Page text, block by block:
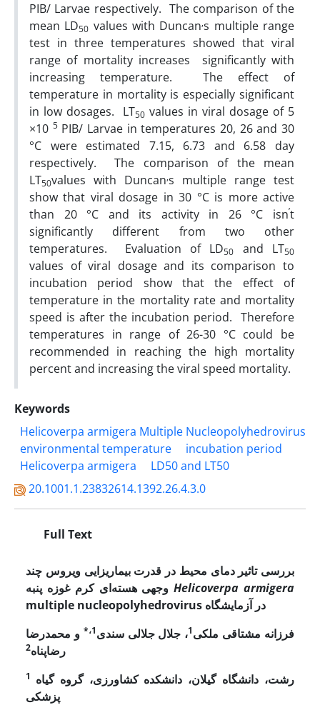
PIB/ Larvae respectively. The comparison of the
mean LD50 values with Duncan,s multiple range
test in three temperatures showed that viral
range of mortality increases significantly with
increasing temperature. The effect of
temperature in mortality is especially significant
in low dosages. LT50 values in viral dosage of 5
×10 5PIB/ Larvae in temperatures 20, 26 and 30
°C were estimated 7.15, 6.73 and 6.58 day
respectively. The comparison of the mean
LT50values with Duncan,s multiple range test
show that viral dosage in 30 °C is more active
than 20 °C and its activity in 26 °C isn’t
significantly different from two other
temperatures. Evaluation of LD50 and LT50
values of viral dosage and its comparison to
incubation period show that the effect of
temperature in the mortality rate and mortality
speed is after the incubation period. Therefore
temperatures in range of 26-30 °C could be
recommended in reaching the high mortality
percent and increasing the viral speed mortality.
Keywords
Helicoverpa armigera Multiple Nucleopolyhedrovirus
environmental temperature
incubation period
Helicoverpa armigera
LD50 and LT50
20.1001.1.23832614.1392.26.4.3.0
Full Text
بررسی تاثیر دمای محیط در قدرت بیماریزایی ویروس چند
وجهی هسته‌ای کرم غوزه پنبهHelicoverpa armigera
multiple nucleopolyhedrovirus در آزمایشگاه
فرزانه مشتاقی ملکی1، جلال جلالی سندی1،*
و محمدرضا
رضاپناه2
1 رشت، دانشگاه گیلان، دانشکده کشاورزی، گروه گیاه
پزشکی